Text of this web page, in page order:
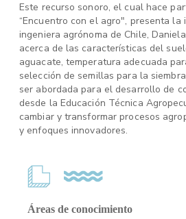
Este recurso sonoro, el cual hace
“Encuentro con el agro", presenta la
ingeniera agrónoma de Chile,
acerca de las características del
aguacate, temperatura adecuada
selección de semillas para la
ser abordada para el desarrollo de
desde la Educación Técnica
cambiar y transformar procesos
y enfoques innovadores.
Áreas de conocimiento